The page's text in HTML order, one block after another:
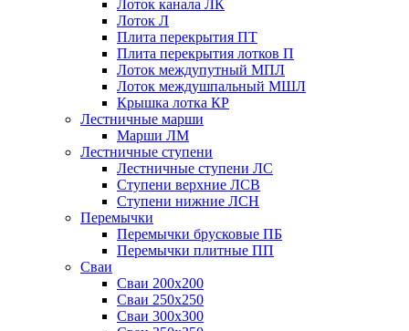
Лоток канала ЛК
Лоток Л
Плита перекрытия ПТ
Плита перекрытия лотков П
Лоток междупутный МПЛ
Лоток междушпальный МШЛ
Крышка лотка КР
Лестничные марши
Марши ЛМ
Лестничные ступени
Лестничные ступени ЛС
Ступени верхние ЛСВ
Ступени нижние ЛСН
Перемычки
Перемычки брусковые ПБ
Перемычки плитные ПП
Сваи
Сваи 200х200
Сваи 250х250
Сваи 300х300